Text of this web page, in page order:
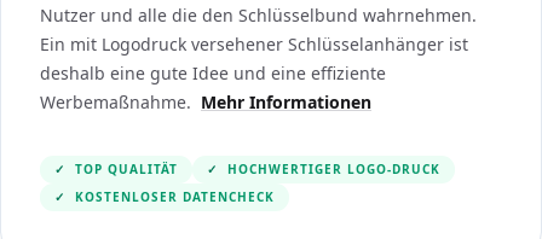
Nutzer und alle die den Schlüsselbund wahrnehmen.
Ein mit Logodruck versehener Schlüsselanhänger ist
deshalb eine gute Idee und eine effiziente
Werbemaßnahme. Mehr Informationen
✓ TOP QUALITÄT ✓
HOCHWERTIGER LOGO-DRUCK
✓
KOSTENLOSER DATENCHECK